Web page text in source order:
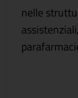
nelle